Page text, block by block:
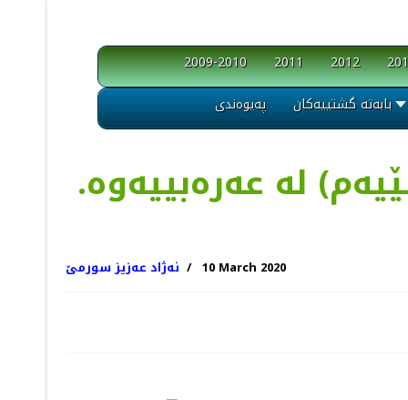
2009-2010 2011 2012
پەیوەندی
بابەتە گشتییەکان
له‌ عه‌ره‌بییه‌وه.
نەژاد عەزیز سورمێ 10 March 2020